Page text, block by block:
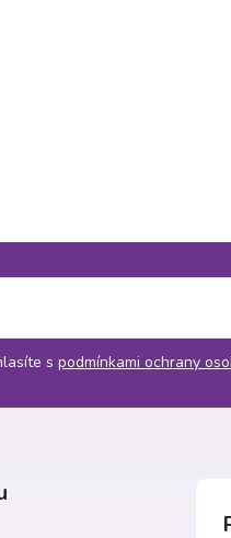
s podmínkami ochrany